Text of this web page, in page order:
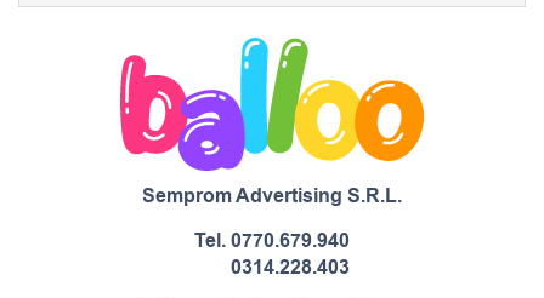
Semprom Advertising S.R.L.
Tel.0770.679.940
0314.228.403